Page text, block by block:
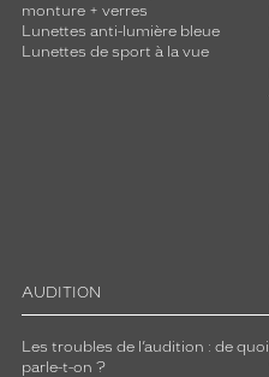
monture + verres
Lunettes anti-lumière bleue
Lunettes de sport à la vue
AUDITION
Les troubles de l’audition : de quoi
parle-t-on ?